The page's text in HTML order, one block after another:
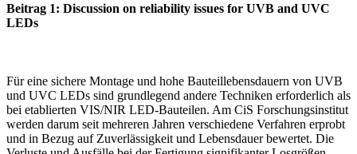
Beitrag 1: Discussion on reliability issues for UVB and UVC
LEDs
Für eine sichere Montage und hohe Bauteillebensdauern von UVB
und UVC LEDs sind grundlegend andere Techniken erforderlich als
bei etablierten VIS/NIR LED-Bauteilen. Am CiS Forschungsinstitut
werden darum seit mehreren Jahren verschiedene Verfahren erprobt
und in Bezug auf Zuverlässigkeit und Lebensdauer bewertet. Die